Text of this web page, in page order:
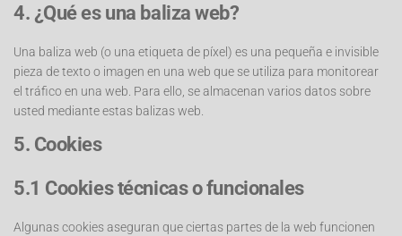
4. ¿Qué es una baliza web?
Una baliza web (o una etiqueta de píxel) es una pequeña e invisible
pieza de texto o imagen en una web que se utiliza para monitorear
el tráfico en una web. Para ello, se almacenan varios datos sobre
usted mediante estas balizas web.
5. Cookies
5.1 Cookies técnicas o funcionales
Algunas cookies aseguran que ciertas partes de la web funcionen